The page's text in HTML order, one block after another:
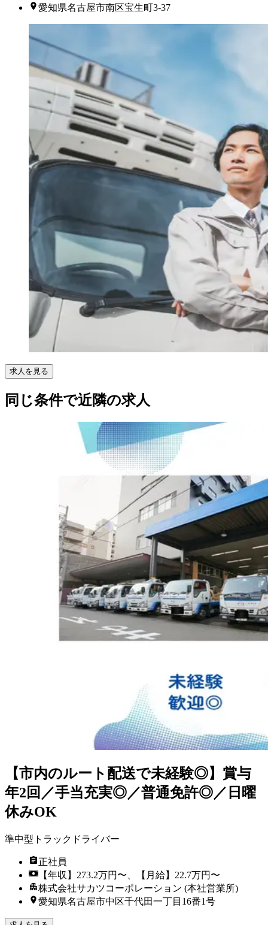
愛知県名古屋市南区宝生町3-37
求人を見る
同じ条件で近隣の求人
【市内のルート配送で未経験◎】賞与
年2回／手当充実◎／普通免許◎／日曜
休みOK
準中型トラックドライバー
正社員
【年収】273.2万円〜、【月給】22.7万円〜
株式会社サカツコーポレーション (本社営業所)
愛知県名古屋市中区千代田一丁目16番1号